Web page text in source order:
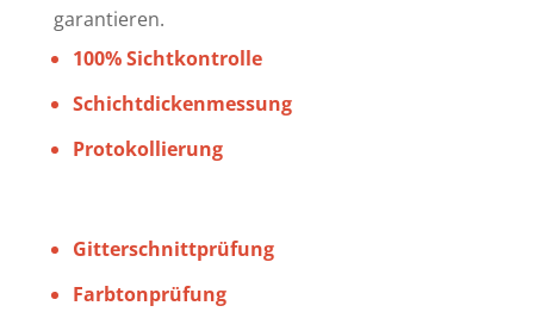
garantieren.
100% Sichtkontrolle
Schichtdickenmessung
Protokollierung
Gitterschnittprüfung
Farbtonprüfung